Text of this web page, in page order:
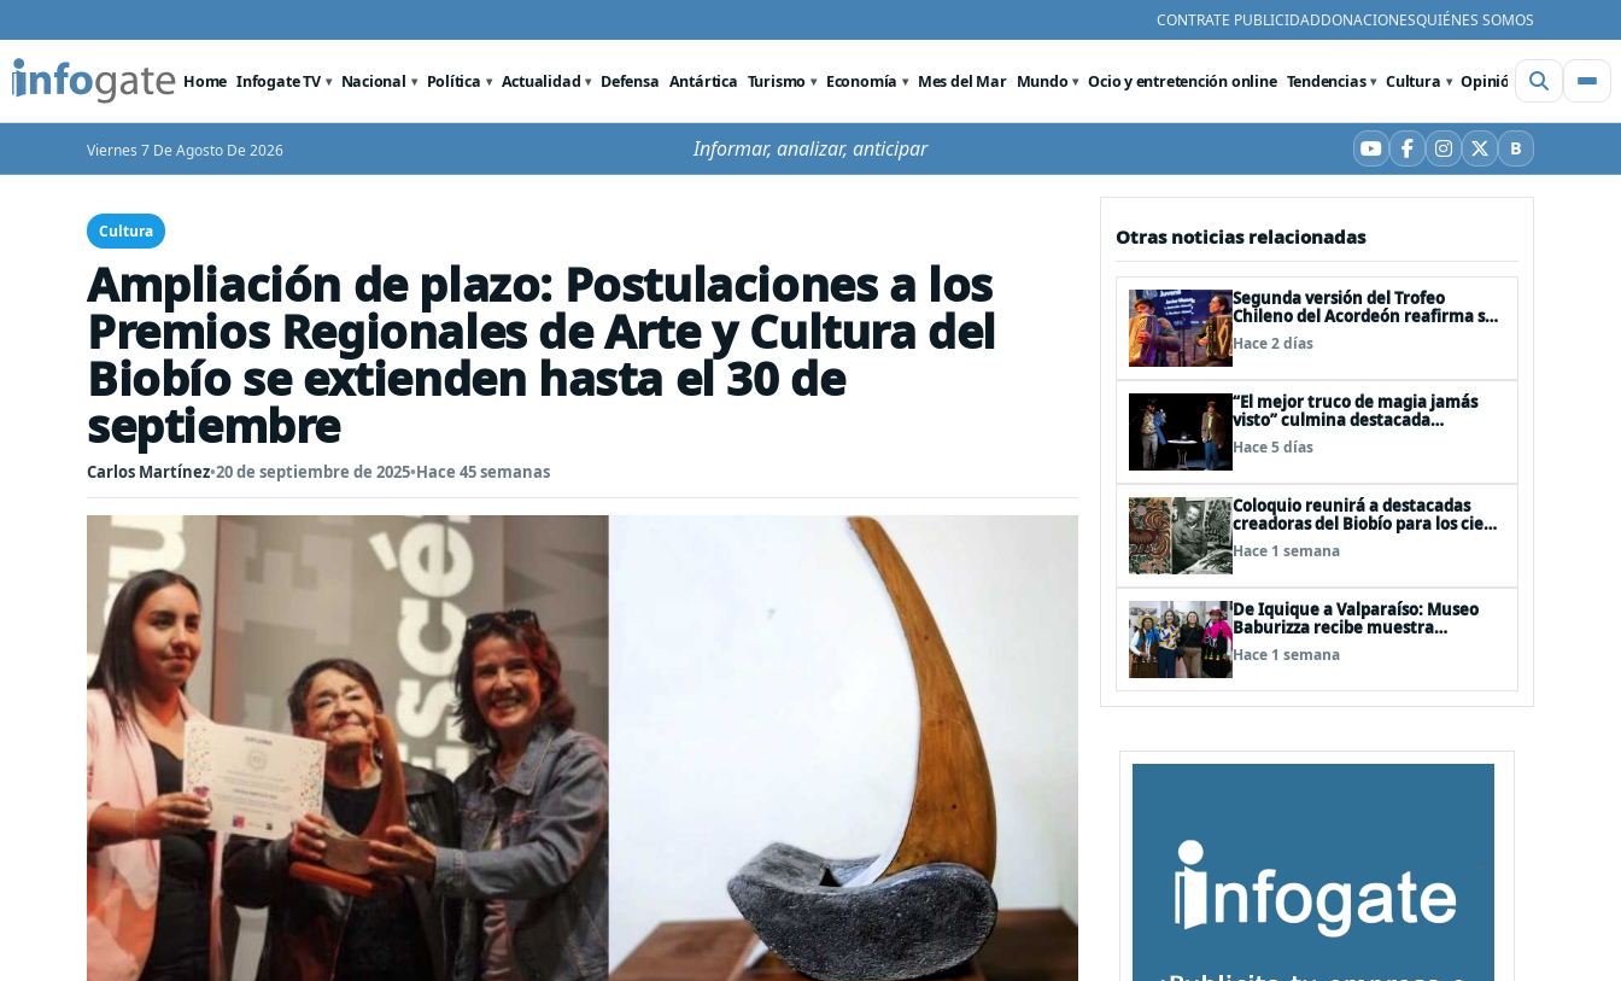
CONTRATE PUBLICIDADDONACIONESQUIÉNES SOMOS
Home Infogate TV Nacional Política Actualidad Defensa Antártica Turismo Economía Mes del Mar Mundo Ocio y entretención online Tendencias Cultura Opinión Videos
Viernes 7 De Agosto De 2026 Informar, analizar, anticipar YouTube
Facebook
Instagram
X BBluesky
Cultura
Ampliación de plazo: Postulaciones a los
Premios Regionales de Arte y Cultura del
Biobío se extienden hasta el 30 de
septiembre
Carlos Martínez•20 de septiembre de 2025•Hace 45 semanas
Otras noticias relacionadas
Segunda versión del Trofeo
Chileno del Acordeón reafirma su
apuesta por la profesionalización
del instrumento en Chile
Hace 2 días
“El mejor truco de magia jamás
visto” culmina destacada
participación en el Festival Off
Avignon 2026
Hace 5 días
Coloquio reunirá a destacadas
creadoras del Biobío para los cien
años del natalicio del artista textil
y artesano tomecino Héctor
Hace 1 semana
De Iquique a Valparaíso: Museo
Baburizza recibe muestra
multimedial "Las Cumbias que
escuchamos allá arriba"
Hace 1 semana